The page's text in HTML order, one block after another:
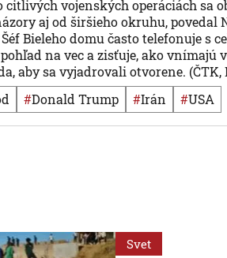
citlivých vojenských operáciách sa
aj od širšieho okruhu, povedal
Bieleho domu často telefonuje s
na vec a zisťuje, ako vnímajú
aby sa vyjadrovali otvorene. (ČTK,
# Donald Trump # Irán # USA
Svet